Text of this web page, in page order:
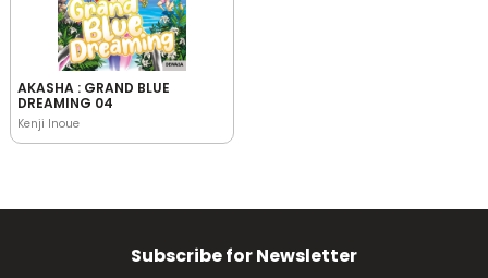
AKASHA : GRAND BLUE
DREAMING 04
Kenji Inoue
Subscribe for Newsletter